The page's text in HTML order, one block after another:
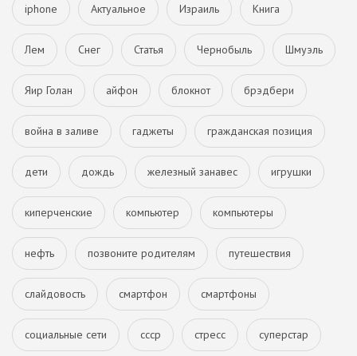
iphone Актуальное Израиль Книга
Лем Снег Статья Чернобыль Шмуэль
Яир Голан айфон блокнот брэдбери
война в заливе гаджеты гражданская позиция
дети дождь железный занавес игрушки
киперченские компьютер компьютеры
нефть позвоните родителям путешествия
слайдовость смартфон смартфоны
социальные сети ссср стресс суперстар